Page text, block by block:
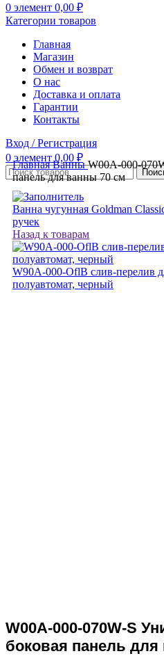
0 элемент 0,00 ₽
Категории товаров
Главная
Магазин
Обмен и возврат
О нас
Доставка и оплата
Гарантии
Контакты
Вход / Регистрация
0 элемент 0,00 ₽
ГлавнаяВанныW00A-000-
панель для ванны 70 см
Ванна чугунная Goldman
ручек
Назад к товарам
W90A-000-OflB слив-перелив
полуавтомат, черный
W00A-000-070W-S
боковая панель